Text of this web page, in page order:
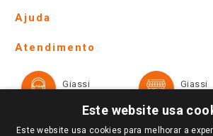
Lojas Físicas e Horários
Ofertas
Televendas
Notícias
Ajuda
Formas de Pagamento
Trocas e Devoluções
Atendimento
Giassi
Giassi
Este website usa
Este website usa cookies para melhorar a